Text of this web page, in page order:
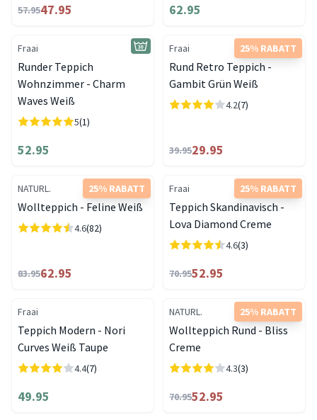
57.9547.95 62.95
Fraai
Runder Teppich
Wohnzimmer - Charm
Waves Weiß
5(1)
52.95
25% RABATT
Fraai
Rund Retro Teppich -
Gambit Grün Weiß
4.2(7)
39.9529.95
25% RABATT
NATURL.
Wollteppich - Feline Weiß
4.6(82)
83.9562.95
25% RABATT
Fraai
Teppich Skandinavisch -
Lova Diamond Creme
4.6(3)
70.9552.95
Fraai
Teppich Modern - Nori
Curves Weiß Taupe
4.4(7)
49.95
25% RABATT
NATURL.
Wollteppich Rund - Bliss
Creme
4.3(3)
70.9552.95